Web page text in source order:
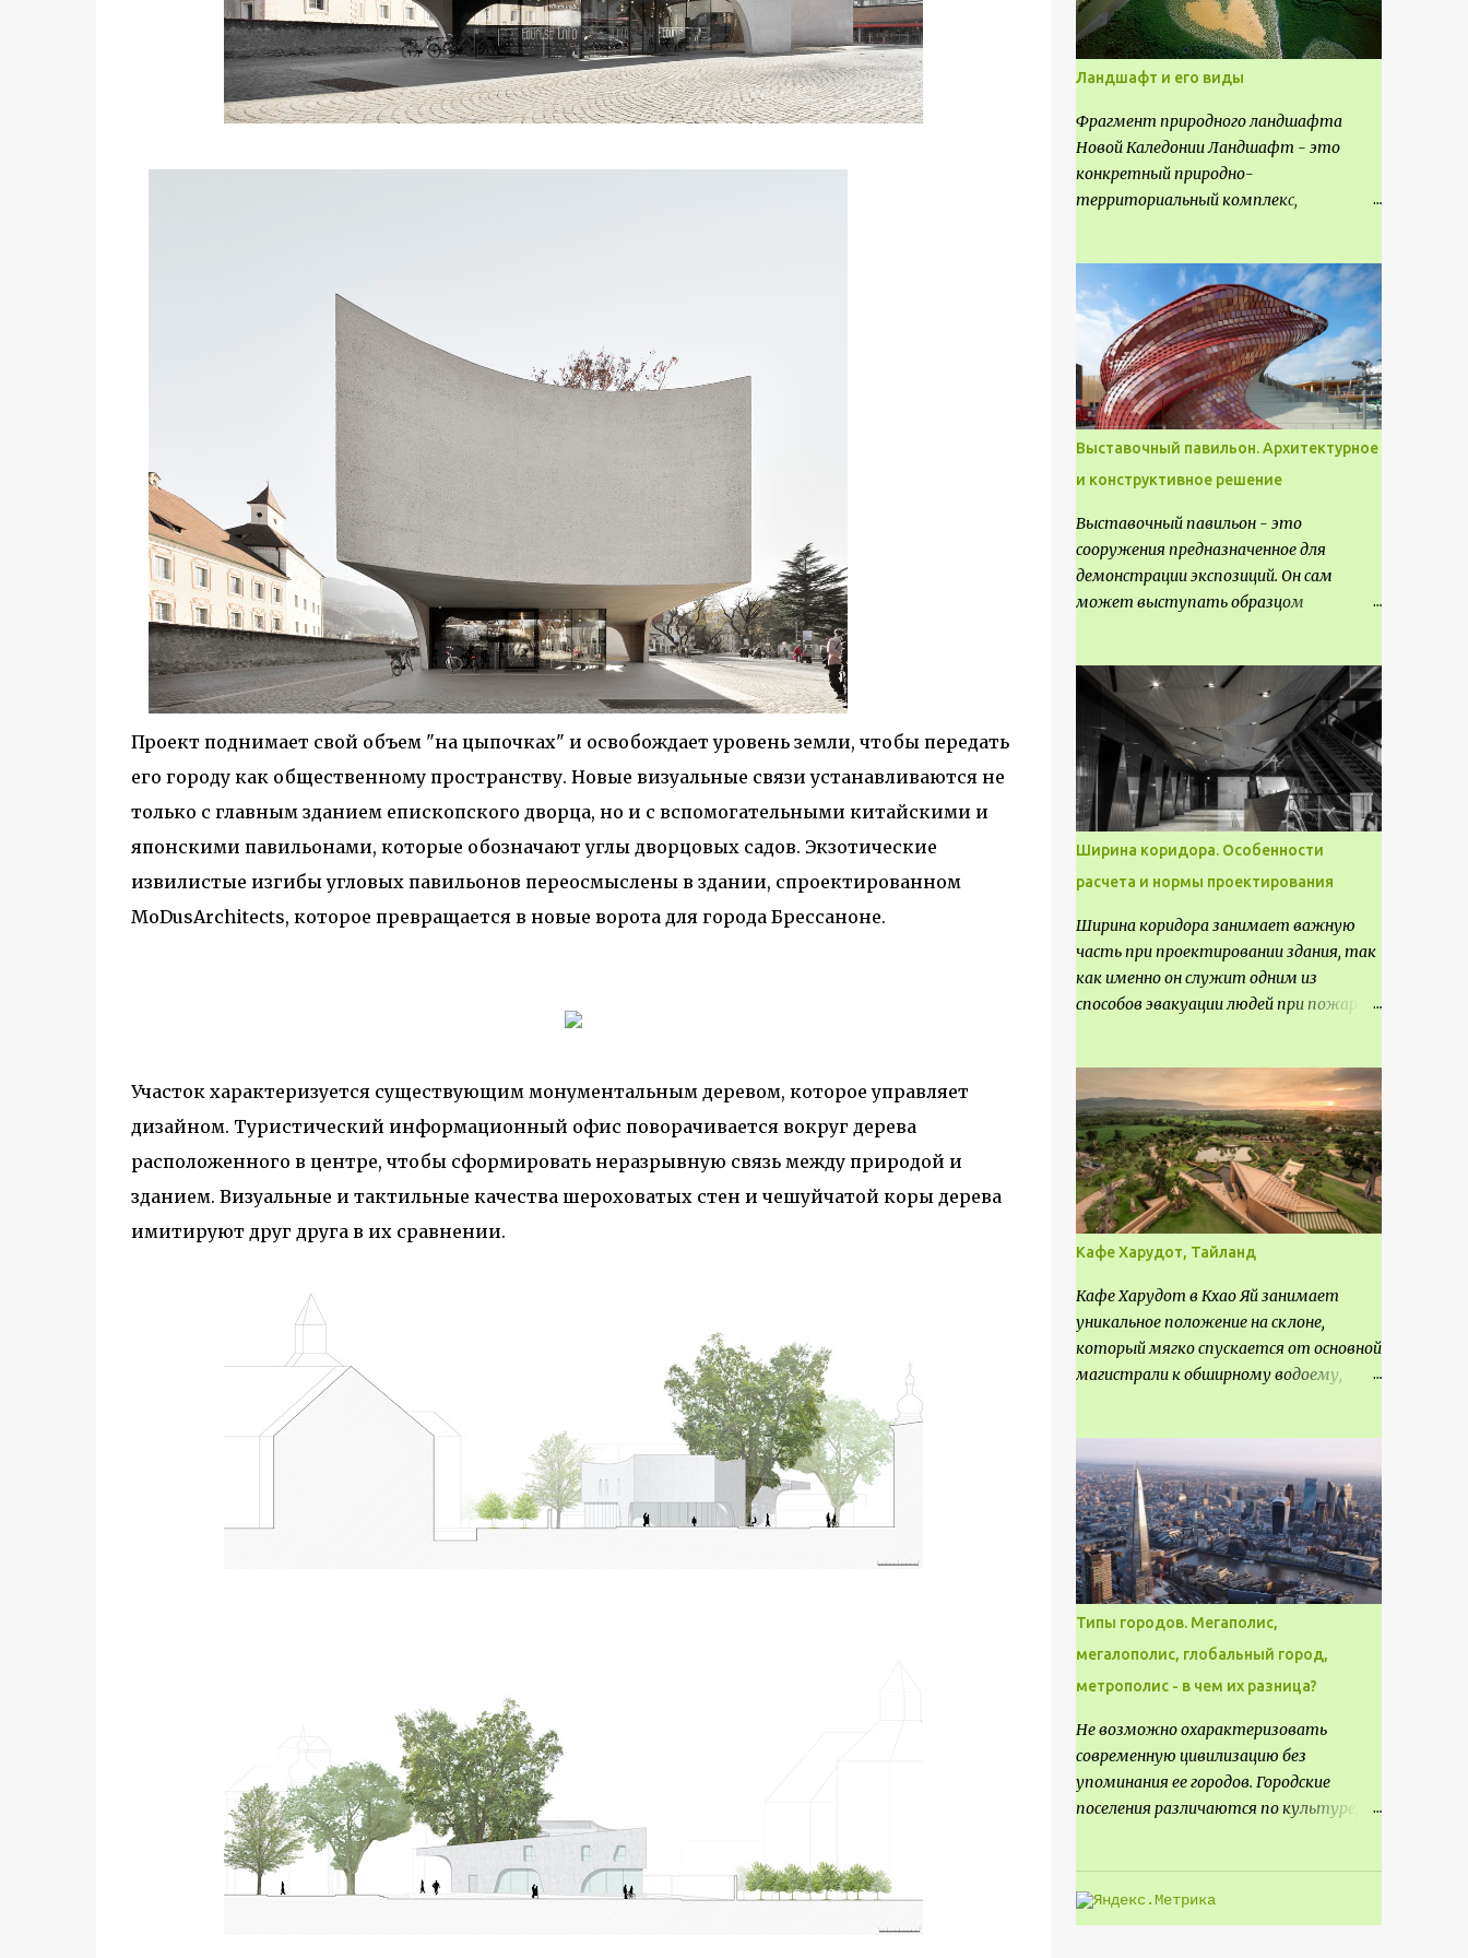
Проект поднимает свой объем "на цыпочках" и освобождает уровень земли, чтобы передать
его городу как общественному пространству. Новые визуальные связи устанавливаются не
только с главным зданием епископского дворца, но и с вспомогательными китайскими и
японскими павильонами, которые обозначают углы дворцовых садов. Экзотические
извилистые изгибы угловых павильонов переосмыслены в здании, спроектированном
MoDusArchitects, которое превращается в новые ворота для города Брессаноне.
Участок характеризуется существующим монументальным деревом, которое управляет
дизайном. Туристический информационный офис поворачивается вокруг дерева
расположенного в центре, чтобы сформировать неразрывную связь между природой и
зданием. Визуальные и тактильные качества шероховатых стен и чешуйчатой ​​коры дерева
имитируют друг друга в их сравнении.
Ландшафт и его виды
Фрагмент природного ландшафта
Новой Каледонии Ландшафт - это
конкретный природно-
территориальный комплекс,
карте и географическое название.
Различают несколько видов
ландшафта, которые отличаются
друг от друга не только оформлением,
но и видом деятельность происходящей
на них. Одни используют в качестве
выращивания агрокультур. Другие для
строительства населенных пунктов и
т.д.
Выставочный павильон. Архитектурное
и конструктивное решение
Выставочный павильон - это
сооружения предназначенное для
демонстрации экспозиций. Он сам
может выступать образцом
достижений. Как правило, это
относится к международным и
всемирным выставкам. Выставочные
павильоны классифицируют на:
универсальные тематические
временные постоянные передвижные
стационарные Назначение
выставочных павильонов - показ
экспозиции, с целью информации,
пропаганды, рекламы, внедрения новых
технологий, обмен опытом,
привлечения внимания и т.д.
Ширина коридора. Особенности
расчета и нормы проектирования
Ширина коридора занимает важную
часть при проектировании здания, так
как именно он служит одним из
способов эвакуации людей при пожаре.
выполнять правильный расчет. Все
особенности рассмотрим в данной
статье.
Кафе Харудот, Тайланд
Кафе Харудот в Кхао Яй занимает
уникальное положение на склоне,
который мягко спускается от основной
магистрали к обширному водоему,
месте не только потенциал для
создания проекта кафе, но и
возможность обустроить
общедоступную смотровую площадку,
куда прохожие могли бы свободно
попасть, не заходя в само заведение.
Типы городов. Мегаполис,
мегалополис, глобальный город,
метрополис - в чем их разница?
Не возможно охарактеризовать
современную цивилизацию без
упоминания ее городов. Городские
поселения различаются по культуре,
более значимыми на протяжении всего
развития региона. Исторически